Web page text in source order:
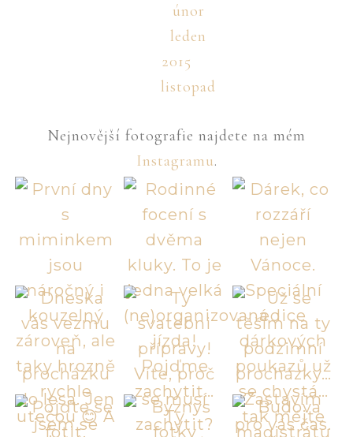
únor
leden
2015
listopad
Nejnovější fotografie najdete na mém
Instagramu.